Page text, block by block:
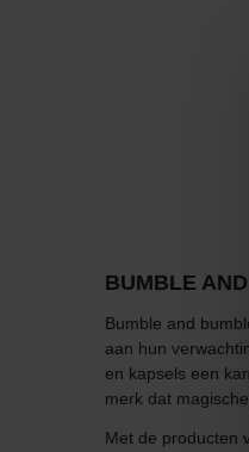
BUMBLE
Bumble and
aan hun
en kapsels een
merk dat
Met de producten